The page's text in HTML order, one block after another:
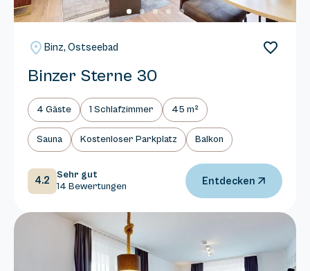
Binz, Ostseebad
Binzer Sterne 30
4 Gäste 1 Schlafzimmer 45 m²
Sauna Kostenloser Parkplatz Balkon
4.2
Sehr gut
14 Bewertungen
Entdecken